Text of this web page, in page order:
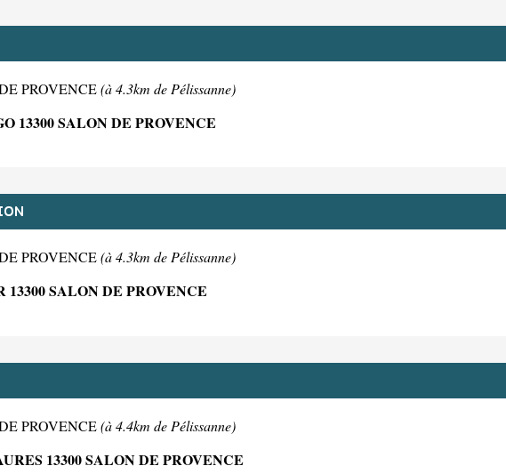
PROVENCE(à 4.3km de Pélissanne)
13300 SALON DE PROVENCE
PROVENCE(à 4.3km de Pélissanne)
13300 SALON DE PROVENCE
PROVENCE(à 4.4km de Pélissanne)
13300 SALON DE PROVENCE